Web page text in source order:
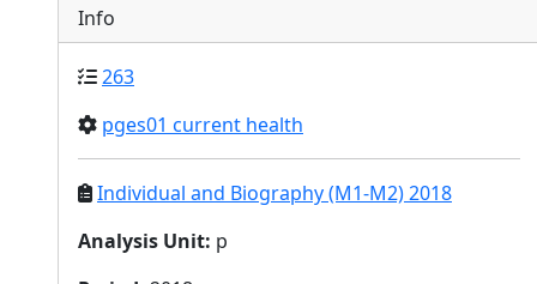
Info
263
pges01 current health
Individual and Biography (M1-M2) 2018
Analysis Unit: p